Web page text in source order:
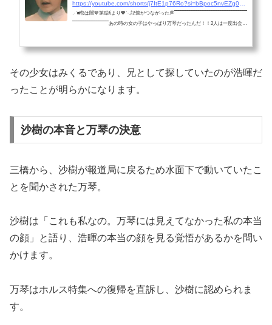
https://youtube.com/shorts/j7ItE1p76Ro?si=bBpoc5nvEZg0GJnL
⋰#恋は闇💙第8話より🧡⋱記憶がつながった💭‾‾‾‾‾‾‾‾‾‾‾‾‾‾‾‾‾‾‾‾‾‾‾‾‾‾‾‾‾‾‾‾‾‾‾‾‾‾‾‾
‾‾‾‾‾‾‾‾‾‾‾‾‾‾‾‾‾‾‾‾あの時の女の子はやっぱり万琴だったんだ！！2人は一度出会っ
その少女はみくるであり、兄として探していたのが浩暉だ
ったことが明らかになります。
沙樹の本音と万琴の決意
三橋から、沙樹が報道局に戻るため水面下で動いていたこ
とを聞かされた万琴。
沙樹は「これも私なの。万琴には見えてなかった私の本当
の顔」と語り、浩暉の本当の顔を見る覚悟があるかを問い
かけます。
万琴はホルス特集への復帰を直訴し、沙樹に認められま
す。